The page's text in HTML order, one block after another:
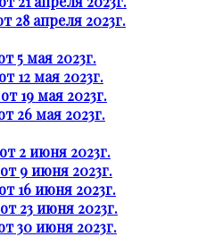
28 апреля 2023г.
5 мая 2023г.
12 мая 2023г.
19 мая 2023г.
26 мая 2023г.
2 июня 2023г.
9 июня 2023г.
16 июня 2023г.
23 июня 2023г.
30 июня 2023г.